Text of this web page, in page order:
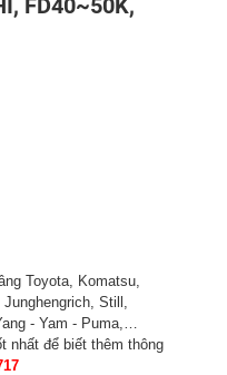
FD40~50K,
Toyota, Komatsu,
Still,
- Yam - Puma,…
nhất để biết thêm thông